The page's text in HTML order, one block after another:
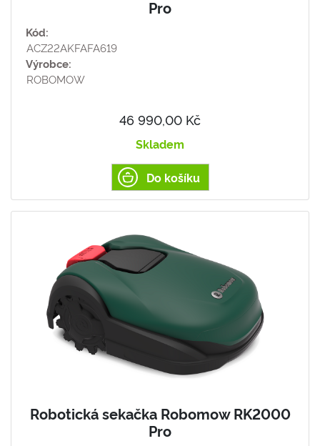
Pro
Kód:
ACZ22AKFAFA619
Výrobce:
ROBOMOW
46 990,00 Kč
Skladem
Do košíku
Robotická sekačka Robomow RK2000
Pro